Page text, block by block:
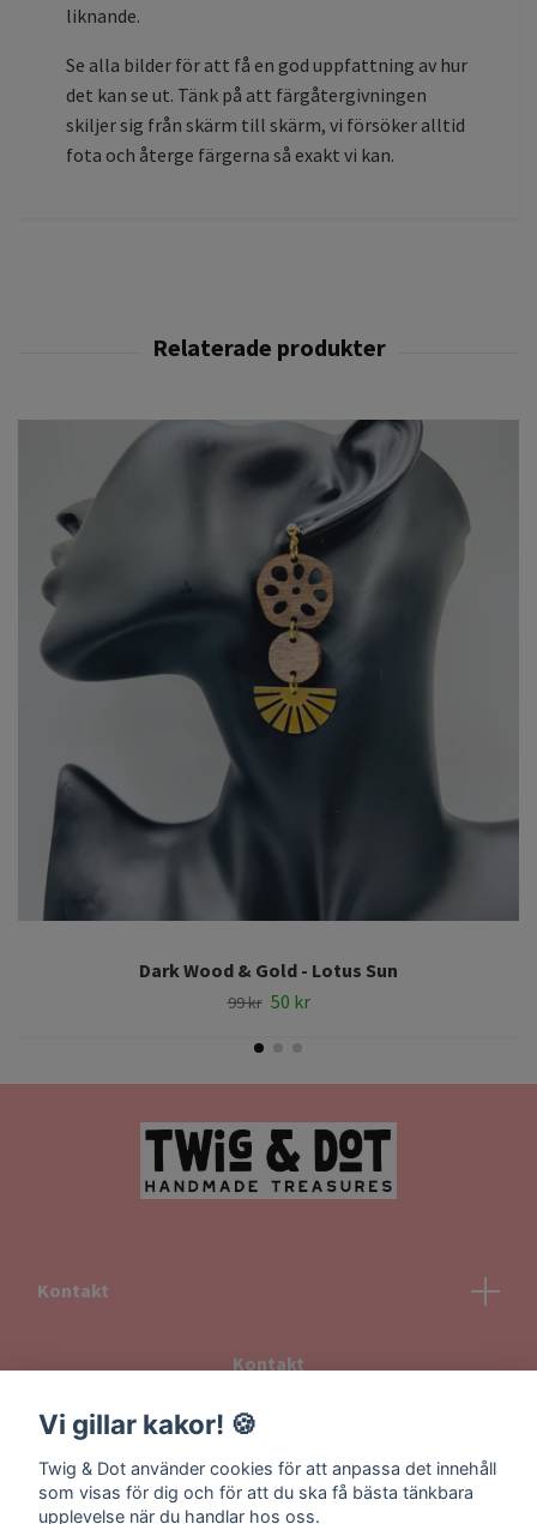
liknande.
Se alla bilder för att få en god uppfattning av hur
det kan se ut. Tänk på att färgåtergivningen
skiljer sig från skärm till skärm, vi försöker alltid
fota och återge färgerna så exakt vi kan.
Dark Wood & Gold - Lotus Sun
99 kr 50 kr
Kontakt
Kontakt
Returvillkor
Information om frakt
Vi gillar kakor! 🍪
Twig & Dot använder cookies för att anpassa det innehåll
som visas för dig och för att du ska få bästa tänkbara
upplevelse när du handlar hos oss.